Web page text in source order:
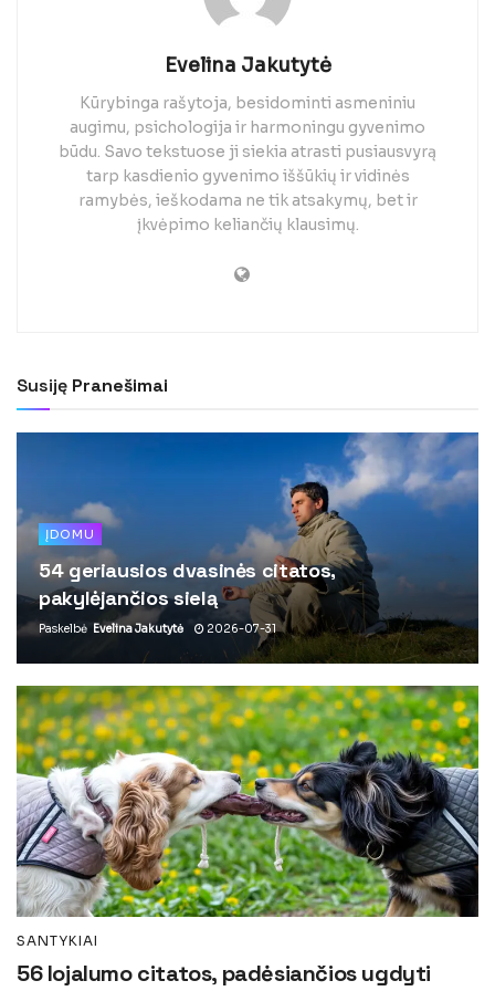
Evelina Jakutytė
Kūrybinga rašytoja, besidominti asmeniniu
augimu, psichologija ir harmoningu gyvenimo
būdu. Savo tekstuose ji siekia atrasti pusiausvyrą
tarp kasdienio gyvenimo iššūkių ir vidinės
ramybės, ieškodama ne tik atsakymų, bet ir
įkvėpimo keliančių klausimų.
Susiję Pranešimai
ĮDOMU
54 geriausios dvasinės citatos,
pakylėjančios sielą
Paskelbė Evelina Jakutytė 2026-07-31
SANTYKIAI
56 lojalumo citatos, padėsiančios ugdyti